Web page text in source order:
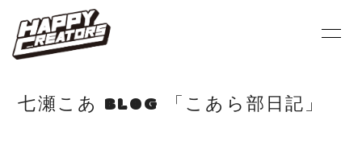
PROFILE SCHEDULE
七瀬こあ BLOG 「こあら部日記」